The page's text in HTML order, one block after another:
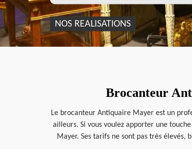
NOS REALISATIONS
Brocanteur
Le brocanteur Antiquaire Mayer est un
ailleurs. Si vous voulez apporter une
Mayer. Ses tarifs ne sont pas très élevés,